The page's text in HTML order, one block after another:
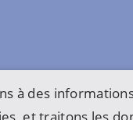
à des